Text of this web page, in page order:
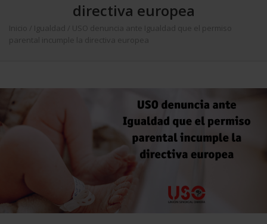
directiva europea
Inicio Igualdad
USO denuncia ante Igualdad que el permiso
parental incumple la directiva europea